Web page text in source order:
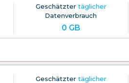
Geschätzter täglicher
Datenverbrauch
0 GB
Geschätzter täglicher